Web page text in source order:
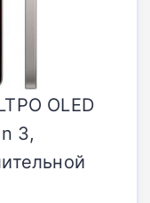
OLED
3,